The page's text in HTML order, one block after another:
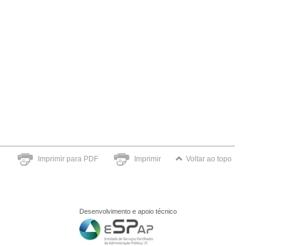
Imprimir para PDF Imprimir Voltar ao topo
Desenvolvimento e apoio técnico